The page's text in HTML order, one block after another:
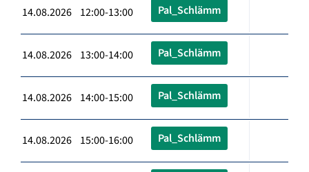
14.08.2026 12:00-13:00 Pal_Schlämm
14.08.2026 13:00-14:00 Pal_Schlämm
14.08.2026 14:00-15:00 Pal_Schlämm
14.08.2026 15:00-16:00 Pal_Schlämm